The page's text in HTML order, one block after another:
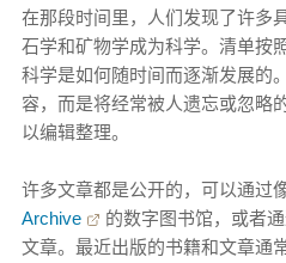
在那段时间里，人们发现了许多
石学和矿物学成为科学。清单按
科学是如何随时间而逐渐发展的
容，而是将经常被人遗忘或忽略
以编辑整理。
许多文章都是公开的，可以通过
Archive
的数字图书馆，或者
文章。最近出版的书籍和文章通